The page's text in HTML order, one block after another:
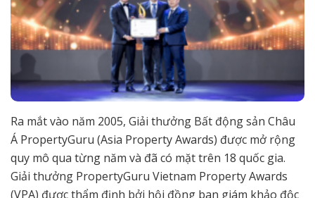
Ra mắt vào năm 2005, Giải thưởng Bất động sản Châu
Á PropertyGuru (Asia Property Awards) được mở rộng
quy mô qua từng năm và đã có mặt trên 18 quốc gia.
Giải thưởng PropertyGuru Vietnam Property Awards
(VPA) được thẩm định bởi hội đồng ban giám khảo độc